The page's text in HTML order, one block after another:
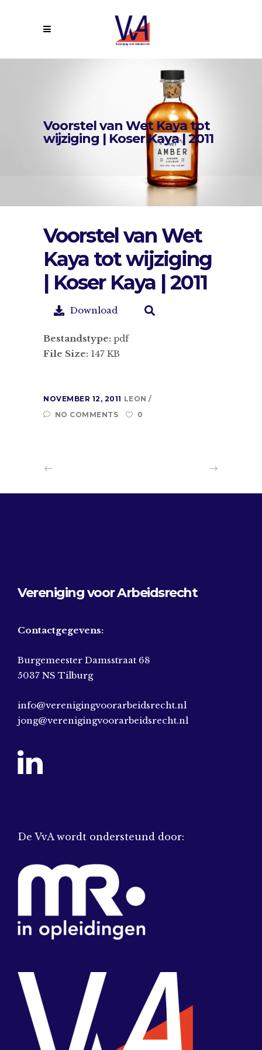
Voorstel van Wet Kaya tot
wijziging | Koser Kaya | 2011
Voorstel van Wet
Kaya tot wijziging
| Koser Kaya | 2011
Download
Bestandstype: pdf
File Size: 147 KB
NOVEMBER 12, 2011 LEON
NO COMMENTS
0
Vereniging voor Arbeidsrecht
Contactgegevens:
Burgemeester Damsstraat 68
5037 NS Tilburg
info@verenigingvoorarbeidsrecht.nl
jong@verenigingvoorarbeidsrecht.nl
De VvA wordt ondersteund door: